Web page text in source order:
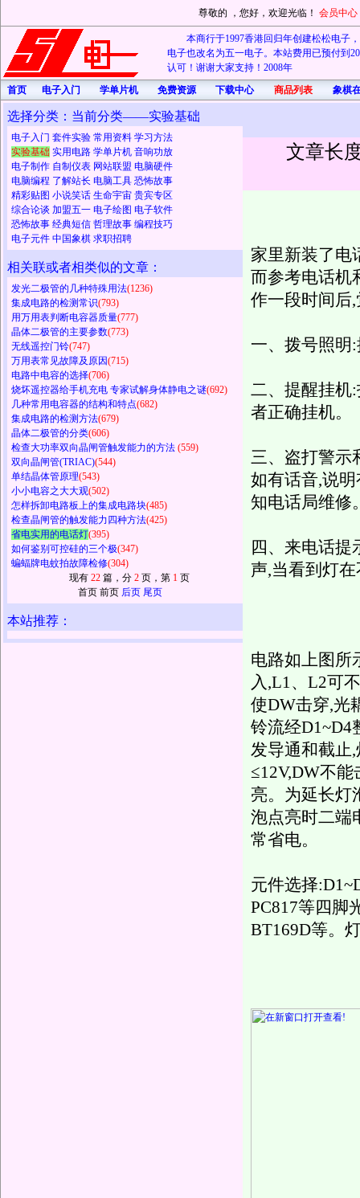
尊敬的 ，您好，欢迎光临！ 会员中心
本商行于1997香港回归年创建松松电子
电子也改名为五一电子。本站费用已预付到
认可！谢谢大家支持！2008年
首页
电子入门 学单片机 免费资源 下载中心 商品列表 象棋
选择分类：当前分类——实验基础
电子入门 套件实验 常用资料 学习方法
实验基础 实用电路 学单片机 音响功放
电子制作 自制仪表 网站联盟 电脑硬件
电脑编程 了解站长 电脑工具 恐怖故事
精彩贴图 小说笑话 生命宇宙 贵宾专区
综合论谈 加盟五一 电子绘图 电子软件
恐怖故事 经典短信 哲理故事 编程技巧
电子元件 中国象棋 求职招聘
相关联或者相类似的文章：
发光二极管的几种特殊用法(1236)
集成电路的检测常识(793)
用万用表判断电容器质量(777)
晶体二极管的主要参数(773)
无线遥控门铃(747)
万用表常见故障及原因(715)
电路中电容的选择(706)
烧坏遥控器给手机充电 专家试解身体静电之谜(692)
几种常用电容器的结构和特点(682)
集成电路的检测方法(679)
晶体二极管的分类(606)
检查大功率双向晶闸管触发能力的方法 (559)
双向晶闸管(TRIAC)(544)
单结晶体管原理(543)
小小电容之大大观(502)
怎样拆卸电路板上的集成电路块(485)
检查晶闸管的触发能力四种方法(425)
省电实用的电话灯(395)
如何鉴别可控硅的三个极(347)
蝙蝠牌电蚊拍故障检修(304)
现有 22 篇，分 2 页，第 1 页
首页 前页 后页 尾页
本站推荐：
文章长
家里新装了电
而参考电话机
作一段时间后
一、拨号照明
二、提醒挂机
者正确挂机。
三、盗打警示
如有话音,说
知电话局维修
四、来电话提
声,当看到灯
电路如上图所
入,L1、L2可
使DW击穿,光
铃流经D1~D4
发导通和截止
≤12V,DW不
亮。为延长灯
泡点亮时二端
常省电。
元件选择
PC817等四脚
BT169D等。